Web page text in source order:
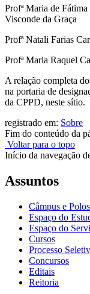
Profª Maria de
Visconde da Graça
Profª Natali Farias
Profª Maria Raquel
A relação completa
na portaria de
da CPPD, neste sítio.
registrado em: Sobre
Fim do conteúdo da
Voltar para o topo
Início da navegação
Assuntos
Câmpus e Polos
Espaço do
Espaço do
Cursos
Processo
Concursos
Editais
Reitoria